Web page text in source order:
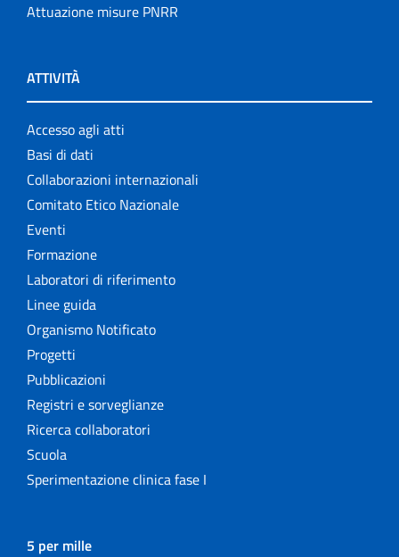
Attuazione misure PNRR
ATTIVITÀ
Accesso agli atti
Basi di dati
Collaborazioni internazionali
Comitato Etico Nazionale
Eventi
Formazione
Laboratori di riferimento
Linee guida
Organismo Notificato
Progetti
Pubblicazioni
Registri e sorveglianze
Ricerca collaboratori
Scuola
Sperimentazione clinica fase I
5 per mille